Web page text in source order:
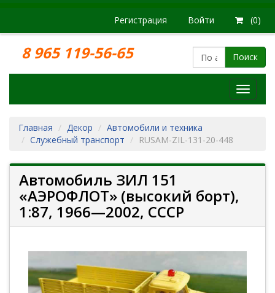
Регистрация Войти (0)
8 965 119-56-65 Поиск
Модели
Главная
Декор
Автомобили и техника
Служебный транспорт
RUSAM-ZIL-131-20-448
Автомобиль ЗИЛ 151
«АЭРОФЛОТ» (высокий борт),
1:87, 1966—2002, СССР